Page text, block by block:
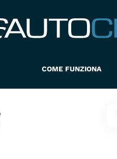
COME FUNZIONA